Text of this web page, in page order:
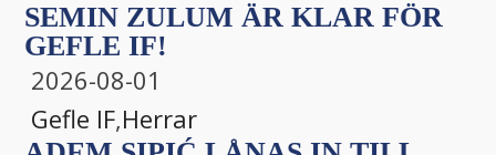
SEMIN ZULUM ÄR KLAR FÖR
GEFLE IF!
2026-08-01
Gefle IF,Herrar